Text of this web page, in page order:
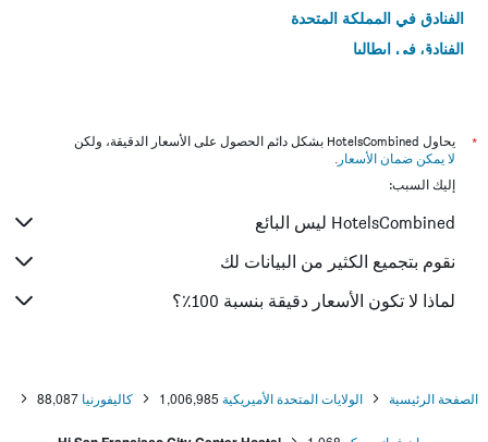
الفنادق في المملكة المتحدة
الفنادق في إيطاليا
*
يحاول HotelsCombined بشكل دائم الحصول على الأسعار الدقيقة، ولكن
لا يمكن ضمان الأسعار .
إليك السبب:
HotelsCombined ليس البائع
نقوم بتجميع الكثير من البيانات لك
لماذا لا تكون الأسعار دقيقة بنسبة 100٪؟
الصفحة الرئيسية الولايات المتحدة الأميريكية 1,006,985 كاليفورنيا 88,087